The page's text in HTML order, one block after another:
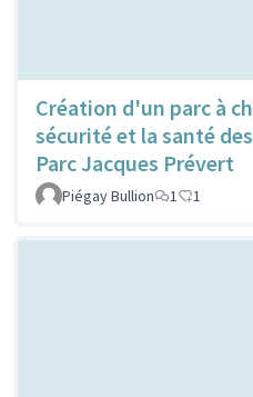
Création d'un parc à
sécurité et la santé
Parc Jacques Prévert
Piégay Bullion
1 1